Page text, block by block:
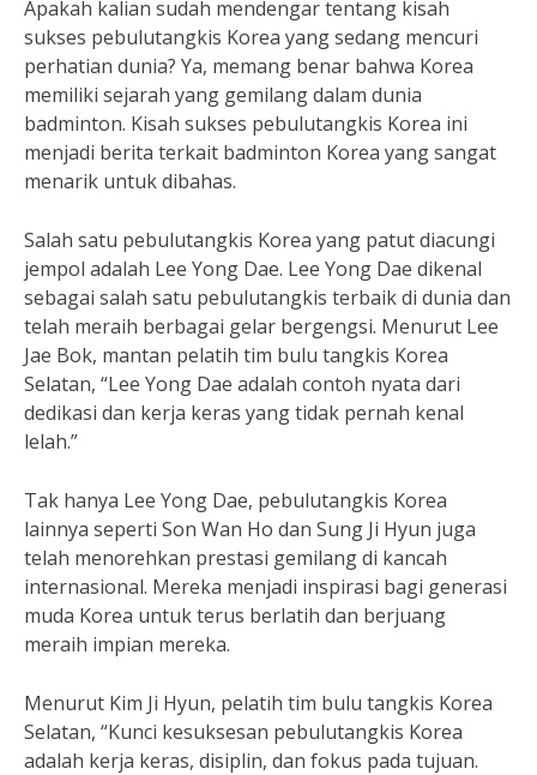
Apakah kalian sudah mendengar tentang kisah
sukses pebulutangkis Korea yang sedang mencuri
perhatian dunia? Ya, memang benar bahwa Korea
memiliki sejarah yang gemilang dalam dunia
badminton. Kisah sukses pebulutangkis Korea ini
menjadi berita terkait badminton Korea yang sangat
menarik untuk dibahas.
Salah satu pebulutangkis Korea yang patut diacungi
jempol adalah Lee Yong Dae. Lee Yong Dae dikenal
sebagai salah satu pebulutangkis terbaik di dunia dan
telah meraih berbagai gelar bergengsi. Menurut Lee
Jae Bok, mantan pelatih tim bulu tangkis Korea
Selatan, “Lee Yong Dae adalah contoh nyata dari
dedikasi dan kerja keras yang tidak pernah kenal
lelah.”
Tak hanya Lee Yong Dae, pebulutangkis Korea
lainnya seperti Son Wan Ho dan Sung Ji Hyun juga
telah menorehkan prestasi gemilang di kancah
internasional. Mereka menjadi inspirasi bagi generasi
muda Korea untuk terus berlatih dan berjuang
meraih impian mereka.
Menurut Kim Ji Hyun, pelatih tim bulu tangkis Korea
Selatan, “Kunci kesuksesan pebulutangkis Korea
adalah kerja keras, disiplin, dan fokus pada tujuan.